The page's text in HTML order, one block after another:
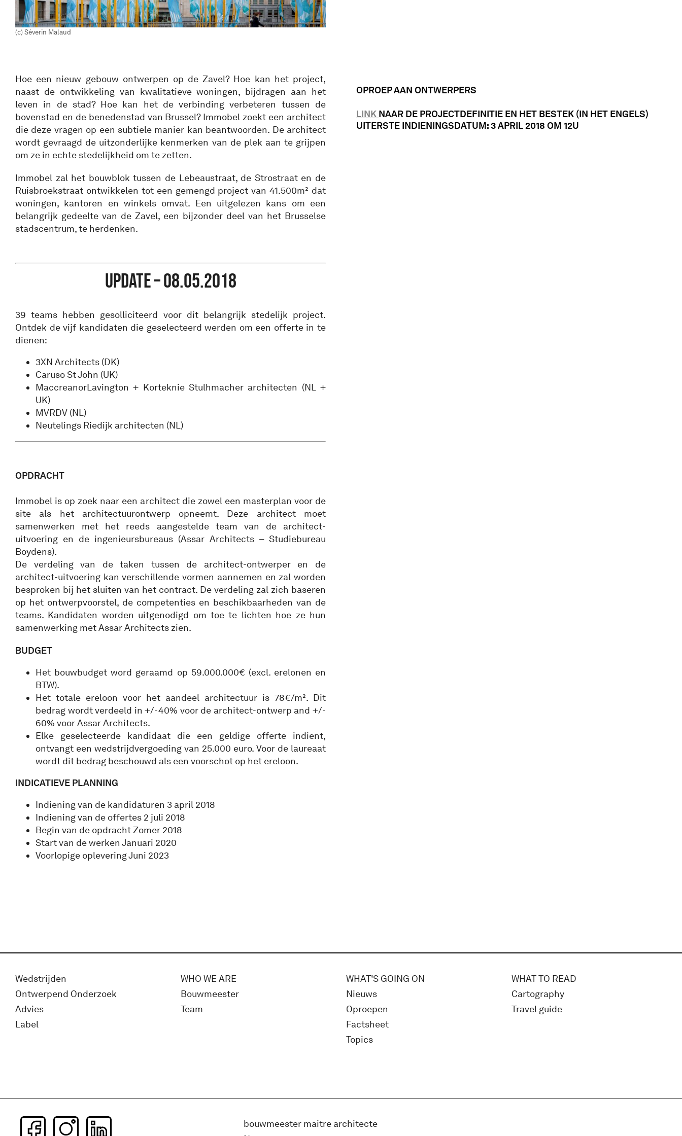
(c) Séverin Malaud
Hoe een nieuw gebouw ontwerpen op de Zavel? Hoe kan het project,
naast de ontwikkeling van kwalitatieve woningen, bijdragen aan het
leven in de stad? Hoe kan het de verbinding verbeteren tussen de
bovenstad en de benedenstad van Brussel? Immobel zoekt een architect
die deze vragen op een subtiele manier kan beantwoorden. De architect
wordt gevraagd de uitzonderlijke kenmerken van de plek aan te grijpen
om ze in echte stedelijkheid om te zetten.
Immobel zal het bouwblok tussen de Lebeaustraat, de Strostraat en de
Ruisbroekstraat ontwikkelen tot een gemengd project van 41.500m² dat
woningen, kantoren en winkels omvat. Een uitgelezen kans om een
belangrijk gedeelte van de Zavel, een bijzonder deel van het Brusselse
stadscentrum, te herdenken.
UPDATE – 08.05.2018
39 teams hebben gesolliciteerd voor dit belangrijk stedelijk project.
Ontdek de vijf kandidaten die geselecteerd werden om een offerte in te
dienen:
3XN Architects (DK)
Caruso St John (UK)
MaccreanorLavington + Korteknie Stulhmacher architecten (NL +
UK)
MVRDV (NL)
Neutelings Riedijk architecten (NL)
OPDRACHT
Immobel is op zoek naar een architect die zowel een masterplan voor de
site als het architectuurontwerp opneemt. Deze architect moet
samenwerken met het reeds aangestelde team van de architect-
uitvoering en de ingenieursbureaus (Assar Architects – Studiebureau
Boydens).
De verdeling van de taken tussen de architect-ontwerper en de
architect-uitvoering kan verschillende vormen aannemen en zal worden
besproken bij het sluiten van het contract. De verdeling zal zich baseren
op het ontwerpvoorstel, de competenties en beschikbaarheden van de
teams. Kandidaten worden uitgenodigd om toe te lichten hoe ze hun
samenwerking met Assar Architects zien.
BUDGET
Het bouwbudget word geraamd op 59.000.000€ (excl. erelonen en
BTW).
Het totale ereloon voor het aandeel architectuur is 78€/m². Dit
bedrag wordt verdeeld in +/-40% voor de architect-ontwerp and +/-
60% voor Assar Architects.
Elke geselecteerde kandidaat die een geldige offerte indient,
ontvangt een wedstrijdvergoeding van 25.000 euro. Voor de laureaat
wordt dit bedrag beschouwd als een voorschot op het ereloon.
INDICATIEVE PLANNING
Indiening van de kandidaturen 3 april 2018
Indiening van de offertes 2 juli 2018
Begin van de opdracht Zomer 2018
Start van de werken Januari 2020
Voorlopige oplevering Juni 2023
OPROEP AAN ONTWERPERS
LINK NAAR DE PROJECTDEFINITIE EN HET BESTEK (IN HET ENGELS)
UITERSTE INDIENINGSDATUM: 3 APRIL 2018 OM 12U
Wedstrijden
Ontwerpend Onderzoek
Advies
Label
WHO WE ARE
Bouwmeester
Team
WHAT'S GOING ON
Nieuws
Oproepen
Factsheet
Topics
WHAT TO READ
Cartography
Travel guide
bouwmeester maitre architecte